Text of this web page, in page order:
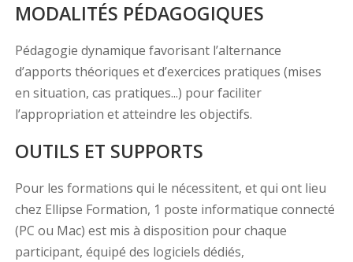
MODALITÉS PÉDAGOGIQUES
Pédagogie dynamique favorisant l’alternance
d’apports théoriques et d’exercices pratiques (mises
en situation, cas pratiques...) pour faciliter
l’appropriation et atteindre les objectifs.
OUTILS ET SUPPORTS
Pour les formations qui le nécessitent, et qui ont lieu
chez Ellipse Formation, 1 poste informatique connecté
(PC ou Mac) est mis à disposition pour chaque
participant, équipé des logiciels dédiés,